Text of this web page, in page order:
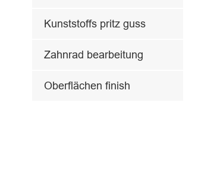
Kunststoffs pritz guss
Zahnrad bearbeitung
Oberflächen finish